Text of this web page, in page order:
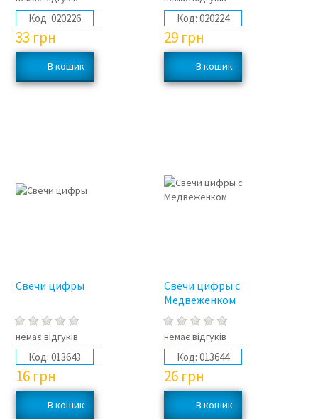
Код: 020226
33 грн
Код: 020224
29 грн
Свечи цифры
немає відгуків
Код: 013643
16 грн
Свечи цифры с
Медвеженком
немає відгуків
Код: 013644
26 грн